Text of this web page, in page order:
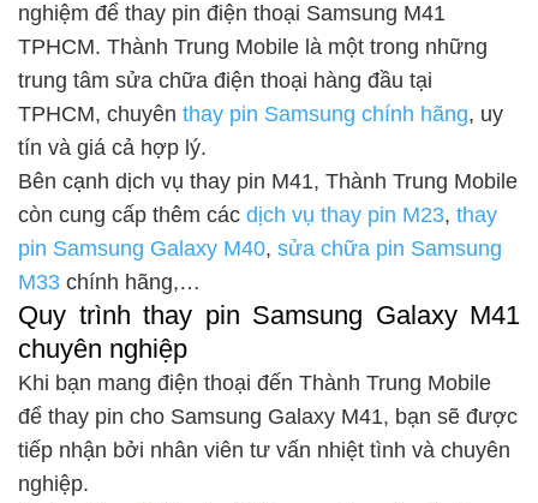
nghiệm để thay pin điện thoại Samsung M41
TPHCM. Thành Trung Mobile là một trong những
trung tâm sửa chữa điện thoại hàng đầu tại
TPHCM, chuyên thay pin Samsung chính hãng, uy
tín và giá cả hợp lý.
Bên cạnh dịch vụ thay pin M41, Thành Trung Mobile
còn cung cấp thêm các dịch vụ thay pin M23, thay
pin Samsung Galaxy M40, sửa chữa pin Samsung
M33 chính hãng,…
Quy trình thay pin Samsung Galaxy M41
chuyên nghiệp
Khi bạn mang điện thoại đến Thành Trung Mobile
để thay pin cho Samsung Galaxy M41 , bạn sẽ được
tiếp nhận bởi nhân viên tư vấn nhiệt tình và chuyên
nghiệp.